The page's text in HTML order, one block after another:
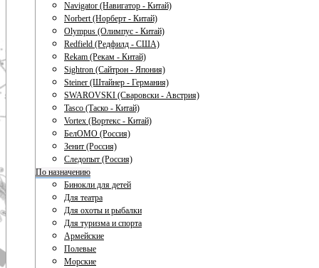
Navigator (Навигатор - Китай)
Norbert (Норберт - Китай)
Olympus (Олимпус - Китай)
Redfield (Редфилд - США)
Rekam (Рекам - Китай)
Sightron (Сайтрон - Япония)
Steiner (Штайнер - Германия)
SWAROVSKI (Сваровски - Австрия)
Tasco (Таско - Китай)
Vortex (Вортекс - Китай)
БелОМО (Россия)
Зенит (Россия)
Следопыт (Россия)
По назначению
Бинокли для детей
Для театра
Для охоты и рыбалки
Для туризма и спорта
Армейские
Полевые
Морские